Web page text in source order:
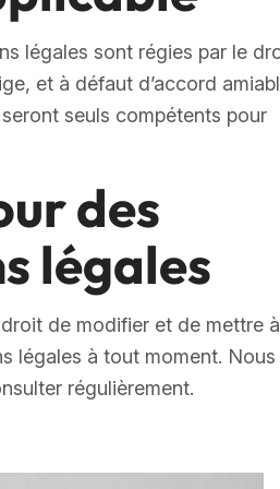
légales sont régies par le
et à défaut d’accord
seuls compétents pour
des
légales
de modifier et de mettre
légales à tout moment. Nous
régulièrement.